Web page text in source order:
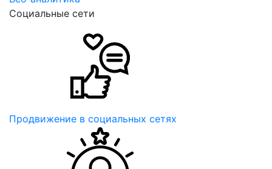
Социальные сети
Продвижение в социальных сетях